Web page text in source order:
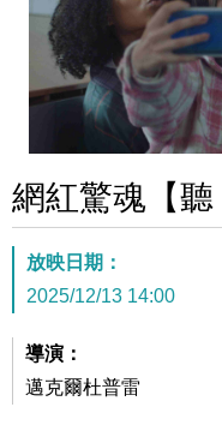
網紅驚魂【聽
放映日期：
2025/12/13 14:00
導演：
邁克爾杜普雷